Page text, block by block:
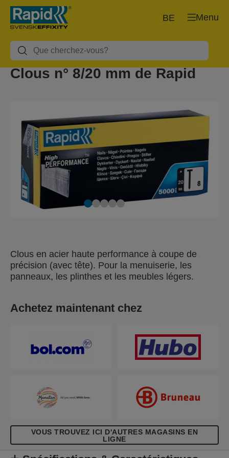
Menu
BE
Clous n° 8/20 mm de Rapid
Clous en acier haute performance à coupe de
précision (avec tête). Pour la menuiserie, les
panneaux, les plinthes et les meubles légers.
Achetez maintenant chez
VOUS TROUVEZ ICI D'AUTRES MAGASINS EN
LIGNE